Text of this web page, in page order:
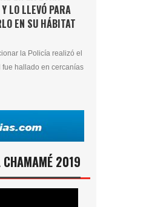
LO LLEVÓ PARA
EN SU HÁBITAT
la Policía realizó el
hallado en cercanías
CHAMAMÉ 2019